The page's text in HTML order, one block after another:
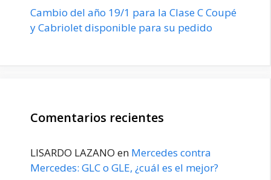
Cambio del año 19/1 para la Clase C Coupé
y Cabriolet disponible para su pedido
Comentarios recientes
LISARDO LAZANO en Mercedes contra
Mercedes: GLC o GLE, ¿cuál es el mejor?